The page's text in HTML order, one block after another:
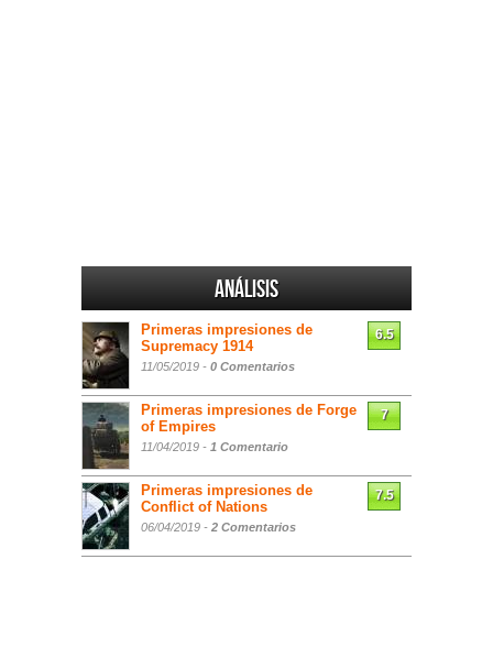
Análisis
Primeras impresiones de
Supremacy 1914
11/05/2019 - 0 Comentarios
6.5
Primeras impresiones de Forge
of Empires
11/04/2019 - 1 Comentario
7
Primeras impresiones de
Conflict of Nations
06/04/2019 - 2 Comentarios
7.5